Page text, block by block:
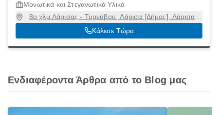
Μονωτικά και Στεγανωτικά Υλικά
8ο χλμ Λάρισας - Τυρνάβου, Λάρισα [Δήμος], Λάρισα,
41222
Κάλεσε Τώρα
Ενδιαφέροντα Άρθρα από το Blog μας